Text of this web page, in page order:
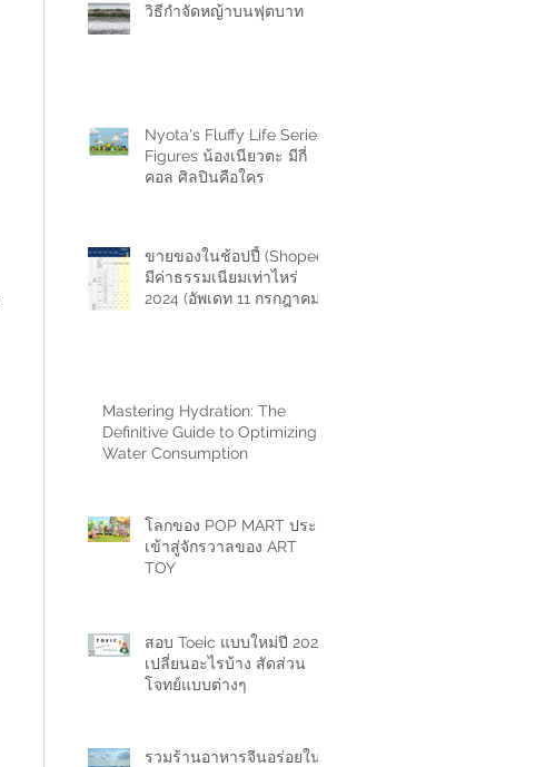
วิธีกำจัดหญ้าบนฟุตบาท
Nyota's Fluffy Life Series
Figures น้องเนียวตะ มีกี่
คอล ศิลปินคือใคร
ขายของในช้อปปี้ (Shopee)
มีค่าธรรมเนียมเท่าไหร่
2024 (อัพเดท 11 กรกฎาคม
Mastering Hydration: The
Definitive Guide to Optimizing
Water Consumption
โลกของ POP MART ประตู
เข้าสู่จักรวาลของ ART
TOY
สอบ Toeic แบบใหม่ปี 2024
เปลี่ยนอะไรบ้าง สัดส่วน
โจทย์แบบต่างๆ
รวมร้านอาหารจีนอร่อยใน